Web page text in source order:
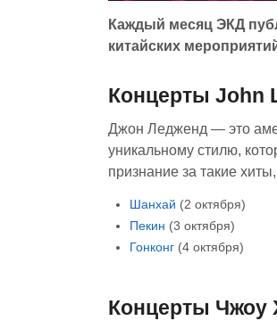
Каждый месяц ЭКД
китайских
Концерты John
Джон Ледженд — это
уникальному стилю,
признание за такие
Шанхай (2 октября)
Пекин (3 октября)
Гонконг (4 октября)
Концерты Чжоу